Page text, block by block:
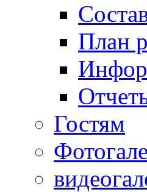
План
Гостям